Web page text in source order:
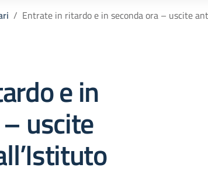
Entrate in ritardo e in seconda ora – uscite
e in
uscite